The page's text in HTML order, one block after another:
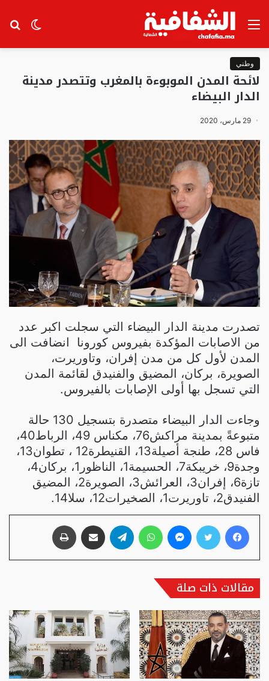
الوضع
القائمة
وطني
لائحة المدن الموبوءة بالمغرب وتتصدر مدينة
الدار البيضاء
29 مارس، 2020
تصدرت مدينة الدار البيضاء التي سجلت اكبر عدد
من الاصابات المؤكدة بفيروس كورونا انضافت الى
المدن لأول كل من مدن إفران، وتاوريرت،
الصويرة، بركان، المضيق والفنيدق لقائمة المدن
التي تسجل بها أولى الإصابات بالفيروس.
وجاءت الدار البيضاء متصدرة بتسجيل 130 حالة
متبوعةً بمدينة مراكش76، مكناس 49، الرباط40،
فاس 28، طنجة أصيلة13، القنيطرة12 ، تطوان13،
وجدة9، خريبكة7، الحسيمة1، الناظور1، بركان4،
تازة6، إفران3، العرائش3، الصويرة2، المضيق
الفنيدق2، تاوريرت1، الصخيرات12، سلا14.
فيسبوك تويتر ماسنجر واتساب تيلقرام مشاركة عبر البريد
مقالات ذات صلة